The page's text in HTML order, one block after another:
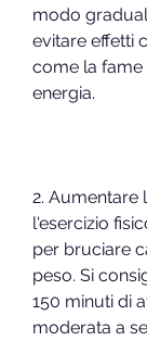
modo
evitare effetti
come la fame
energia.
2. Aumentare
l'esercizio
per bruciare
peso. Si
150 minuti di
moderata a